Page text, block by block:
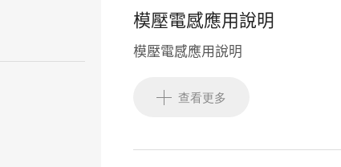
模壓電感應用說明
模壓電感應用說明
查看更多